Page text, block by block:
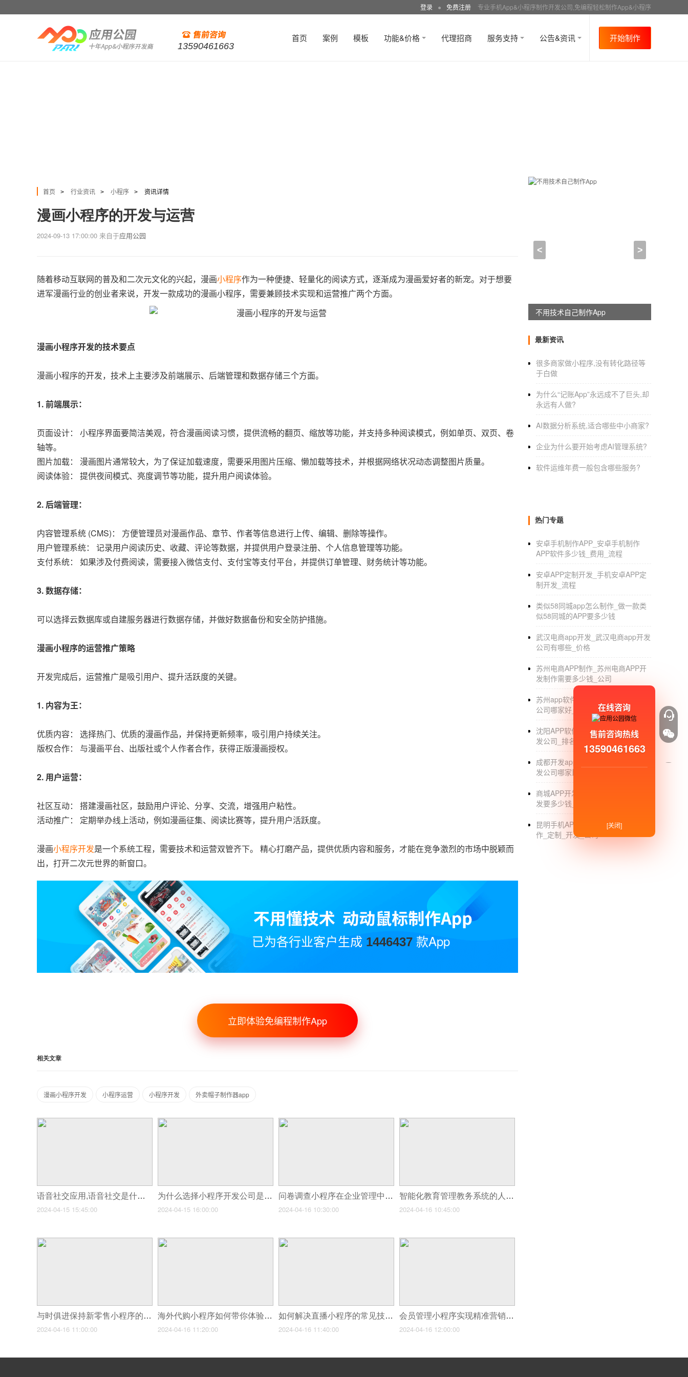
登录 ● 免费注册 专业手机App&小程序制作开发公司,免编程轻松制作App&小程序
13590461663
首页 案例 模板 功能&价格 代理招商 服务支持 公告&资讯 开始制作
首页 > 行业资讯 > 小程序 > 资讯详情
漫画小程序的开发与运营
2024-09-13 17:00:00 来自于应用公园
随着移动互联网的普及和二次元文化的兴起，漫画小程序作为一种便捷、轻量化的阅读方式，逐渐成为漫画爱好者的新宠。对于想要
进军漫画行业的创业者来说，开发一款成功的漫画小程序，需要兼顾技术实现和运营推广两个方面。
漫画小程序开发的技术要点
漫画小程序的开发，技术上主要涉及前端展示、后端管理和数据存储三个方面。
1. 前端展示：
页面设计： 小程序界面要简洁美观，符合漫画阅读习惯，提供流畅的翻页、缩放等功能，并支持多种阅读模式，例如单页、双页、卷
轴等。
图片加载： 漫画图片通常较大，为了保证加载速度，需要采用图片压缩、懒加载等技术，并根据网络状况动态调整图片质量。
阅读体验： 提供夜间模式、亮度调节等功能，提升用户阅读体验。
2. 后端管理：
内容管理系统 (CMS)： 方便管理员对漫画作品、章节、作者等信息进行上传、编辑、删除等操作。
用户管理系统： 记录用户阅读历史、收藏、评论等数据，并提供用户登录注册、个人信息管理等功能。
支付系统： 如果涉及付费阅读，需要接入微信支付、支付宝等支付平台，并提供订单管理、财务统计等功能。
3. 数据存储：
可以选择云数据库或自建服务器进行数据存储，并做好数据备份和安全防护措施。
漫画小程序的运营推广策略
开发完成后，运营推广是吸引用户、提升活跃度的关键。
1. 内容为王：
优质内容： 选择热门、优质的漫画作品，并保持更新频率，吸引用户持续关注。
版权合作： 与漫画平台、出版社或个人作者合作，获得正版漫画授权。
2. 用户运营：
社区互动： 搭建漫画社区，鼓励用户评论、分享、交流，增强用户粘性。
活动推广： 定期举办线上活动，例如漫画征集、阅读比赛等，提升用户活跃度。
漫画小程序开发是一个系统工程，需要技术和运营双管齐下。 精心打磨产品，提供优质内容和服务，才能在竞争激烈的市场中脱颖而
出，打开二次元世界的新窗口。
已为各行业客户生成 1446437 款App
立即体验免编程制作App
相关文章
漫画小程序开发 小程序运营 小程序开发 外卖帽子制作器app
语音社交应用,语音社交是什么？
2024-04-15 15:45:00
为什么选择小程序开发公司是您业务成功的关键？
2024-04-15 16:00:00
问卷调查小程序在企业管理中的作用
2024-04-16 10:30:00
智能化教育管理教务系统的人工智能应用
2024-04-16 10:45:00
与时俱进保持新零售小程序的持续创新？
2024-04-16 11:00:00
海外代购小程序如何带你体验国际奢华
2024-04-16 11:20:00
如何解决直播小程序的常见技术挑战?实用建议与解决方案
2024-04-16 11:40:00
会员管理小程序实现精准营销的利器
2024-04-16 12:00:00
< >
不用技术自己制作App
最新资讯
很多商家做小程序,没有转化路径等
于白做
为什么“记账App”永远成不了巨头,却
永远有人做?
AI数据分析系统,适合哪些中小商家?
企业为什么要开始考虑AI管理系统?
软件运维年费一般包含哪些服务?
热门专题
安卓手机制作APP_安卓手机制作
APP软件多少钱_费用_流程
安卓APP定制开发_手机安卓APP定
制开发_流程
类似58同城app怎么制作_做一款类
似58同城的APP要多少钱
武汉电商app开发_武汉电商app开发
公司有哪些_价格
苏州电商APP制作_苏州电商APP开
发制作需要多少钱_公司
苏州app软件开发公司_苏州app开发
公司哪家好_软件制作
沈阳APP软件开发_沈阳APP软件开
发公司_排名_费用
成都开发app哪家好_成都专业app开
发公司哪家比较好_团队
商城APP开发排名_定制商城APP开
发要多少钱_费用_教程
昆明手机APP制作公司_昆明APP制
作_定制_开发_公司
在线咨询
售前咨询热线
13590461663
[关闭]